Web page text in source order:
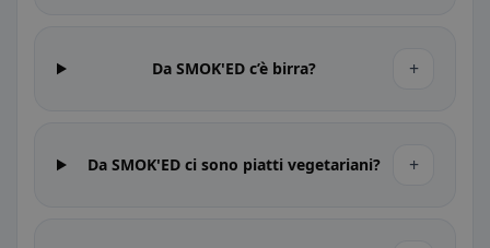
Da SMOK'ED c’è birra? +
Da SMOK'ED ci sono piatti vegetariani? +